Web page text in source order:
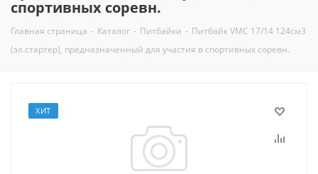
спортивных соревн.
Главная страница - Каталог - Питбайки - Питбайк VMC 17/14 124см3
(эл.стартер), предназначенный для участия в спортивных соревн.
ХИТ